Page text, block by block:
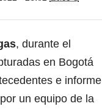
, durante el
en Bogotá
e informe
un equipo de la